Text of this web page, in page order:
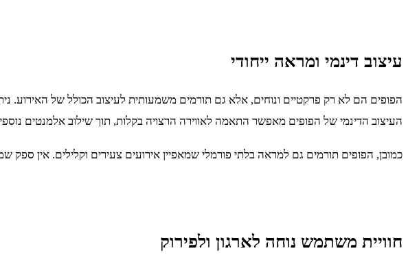
עיצוב דינמי ומראה ייחודי
הפופים הם לא רק פרקטיים ונוחים, אלא גם תורמים משמעותית לעיצוב הכולל של האירוע.
העיצוב הדינמי של הפופים מאפשר התאמה לאווירה הרצויה בקלות, תוך שילוב אלמנטים
כמובן, הפופים תורמים גם למראה בלתי פורמלי שמאפיין אירועים צעירים וקלילים. אין ספק
חוויית משתמש נוחה לארגון ולפירוק